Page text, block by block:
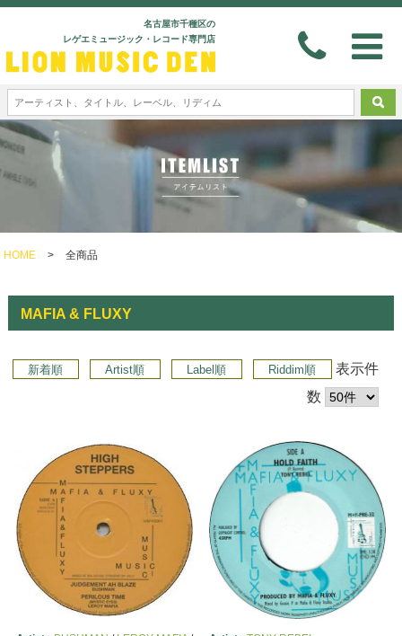
名古屋市千種区の
レゲエミュージック・レコード専門店
HOME > 全商品
MAFIA & FLUXY
新着順 Artist順 Label順 Riddim順
表示件
数